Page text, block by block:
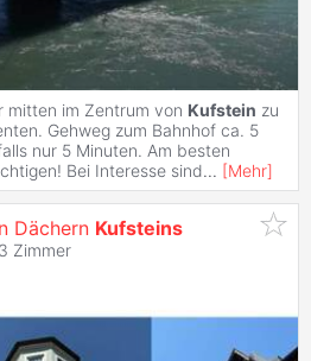
mitten im Zentrum von Kufstein zu
Gehweg zum Bahnhof ca. 5
nur 5 Minuten. Am besten
Bei Interesse sind... [Mehr]
Dächern Kufsteins
3 Zimmer